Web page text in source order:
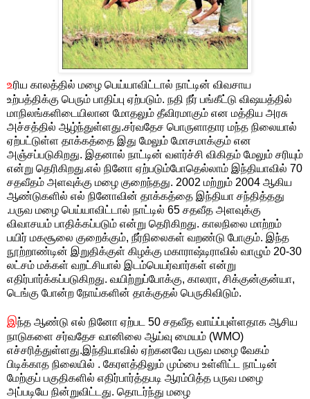
உரிய காலத்தில் மழை பெய்யாவிட்டால் நாட்டின் விவசாய
உற்பத்திக்கு பெரும் பாதிப்பு ஏற்படும். நதி நீர் பங்கீட்டு விஷயத்தில்
மாநிலங்களிடையிலான மோதலும் தீவிரமாகும் என மத்திய அரசு
அச்சத்தில் ஆழ்ந்துள்ளது.சர்வதேச பொருளாதார மந்த நிலையால்
ஏற்பட்டுள்ள தாக்கத்தை இது மேலும் மோசமாக்கும் என
அஞ்சப்படுகிறது. இதனால் நாட்டின் வளர்ச்சி விகிதம் மேலும் சரியும்
என்று தெரிகிறது.எல் நினோ ஏற்படும்போதெல்லாம் இந்தியாவில் 70
சதவீதம் அளவுக்கு மழை குறைந்தது. 2002 மற்றும் 2004 ஆகிய
ஆண்டுகளில் எல் நினோவின் தாக்கத்தை இந்தியா சந்தித்தது
.பருவ மழை பெய்யாவிட்டால் நாட்டில் 65 சதவீத அளவுக்கு
விவாசயம் பாதிக்கப்படும் என்று தெரிகிறது. காலநிலை மாற்றம்
பயிர் மகசூலை குறைக்கும், நீர்நிலைகள் வறண்டு போகும். இந்த
நூற்றாண்டின் இறுதிக்குள் கிழக்கு மகாராஷ்டிராவில் வாழும் 20-30
லட்சம் மக்கள் வறட்சியால் இடம்பெயர்வார்கள் என்று
எதிர்பார்க்கப்படுகிறது. வயிற்றுப்போக்கு, காலரா, சிக்குன்குன்யா,
டெங்கு போன்ற நோய்களின் தாக்குதல் பெருகிவிடும்.
இந்த ஆண்டு எல் நினோ ஏற்பட 50 சதவீத வாய்ப்புள்ளதாக ஆசிய
நாடுகளை சர்வதேச வானிலை ஆய்வு மையம் (WMO)
எச்சரித்துள்ளது.இந்தியாவில் ஏற்கனவே பருவ மழை வேகம்
பிடிக்காத நிலையில் . கேரளத்திலும் மும்பை உள்ளிட்ட நாட்டின்
மேற்குப் பகுதிகளில் எதிர்பார்த்தபடி ஆரம்பித்த பருவ மழை
அப்படியே நின்றுவிட்டது. தொடர்ந்து மழை